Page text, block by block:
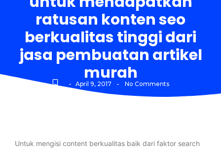
ratusan konten seo
berkualitas tinggi dari
jasa pembuatan artikel
murah
- April 9, 2017 - No Comments
Untuk mengisi content berkualitas baik dari faktor search